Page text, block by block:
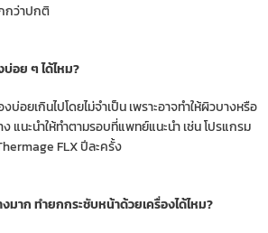
กว่าปกติ
อย ๆ ได้ไหม?
บ่อยเกินไปโดยไม่จำเป็น เพราะอาจทำให้ผิวบางหรือ
แนะนำให้ทำตามรอบที่แพทย์แนะนำ เช่น โปรแกรม
FLX ปีละครั้ง
มาก ทำยกกระชับหน้าด้วยเครื่องได้ไหม?